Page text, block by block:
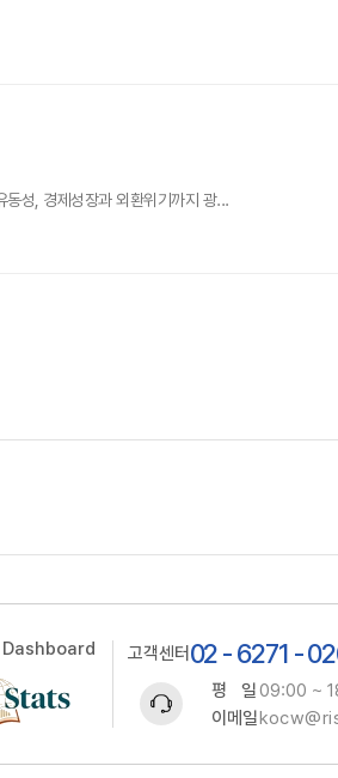
성, 경제성장과 외환위기까지 광...
고객센터 02 - 6271 -
평 일09:00 ~
이메일